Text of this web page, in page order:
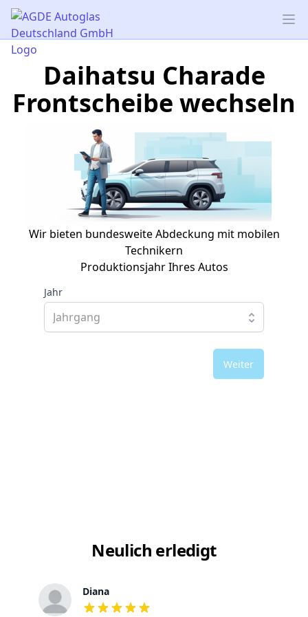
AGDE Autoglas Deutschland GmbH
Daihatsu Charade
Frontscheibe wechseln
Wir bieten bundesweite Abdeckung mit mobilen
Technikern
Produktionsjahr Ihres Autos
Jahr
Weiter
Neulich erledigt
Diana